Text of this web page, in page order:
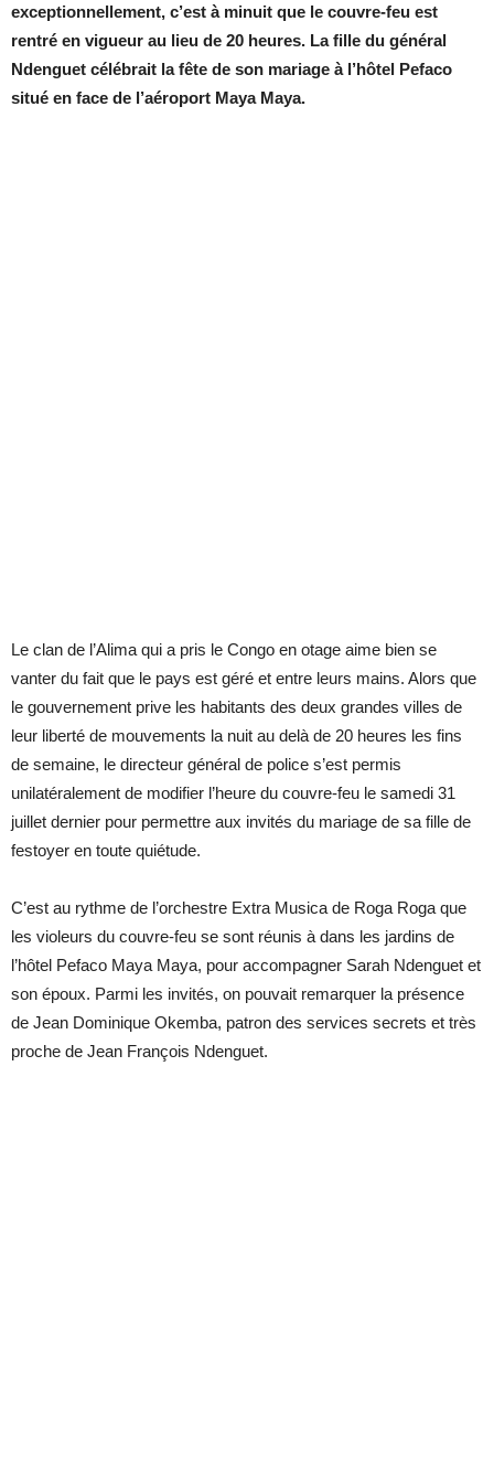
exceptionnellement, c’est à minuit que le couvre-feu est
rentré en vigueur au lieu de 20 heures. La fille du général
Ndenguet célébrait la fête de son mariage à l’hôtel Pefaco
situé en face de l’aéroport Maya Maya.
Le clan de l’Alima qui a pris le Congo en otage aime bien se
vanter du fait que le pays est géré et entre leurs mains. Alors que
le gouvernement prive les habitants des deux grandes villes de
leur liberté de mouvements la nuit au delà de 20 heures les fins
de semaine, le directeur général de police s’est permis
unilatéralement de modifier l’heure du couvre-feu le samedi 31
juillet dernier pour permettre aux invités du mariage de sa fille de
festoyer en toute quiétude.
C’est au rythme de l’orchestre Extra Musica de Roga Roga que
les violeurs du couvre-feu se sont réunis à dans les jardins de
l’hôtel Pefaco Maya Maya, pour accompagner Sarah Ndenguet et
son époux. Parmi les invités, on pouvait remarquer la présence
de Jean Dominique Okemba, patron des services secrets et très
proche de Jean François Ndenguet.